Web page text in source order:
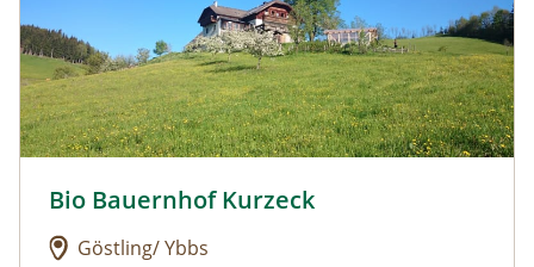
Urlaub am Bauernhof: Bio Bauernhof Kurzeck
Bio Bauernhof Kurzeck
Göstling/ Ybbs